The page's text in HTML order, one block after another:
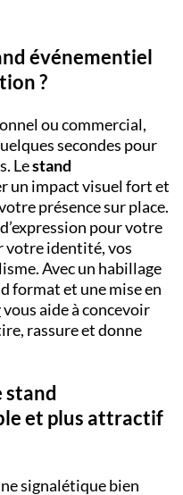
événementiel
?
ou commercial,
secondes pour
Lestand
un impact visuel fort et
présence sur place.
pour votre
votre identité, vos
Avec un habillage
format et une mise en
vous aide à concevoir
rassure et donne
stand
et plus attractif
signalétique bien